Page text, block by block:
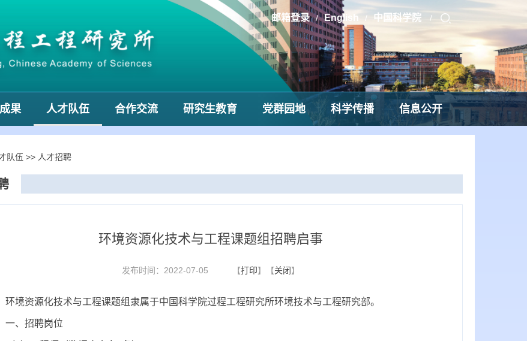
邮箱登录 / English / 中国科学院 /
果 人才队伍 合作交流 研究生教育 党群园地 科学传播 信息公开
队伍 >> 人才招聘
环境资源化技术与工程课题组招聘启事
发布时间：2022-07-05 【打印】【关闭】
环境资源化技术与工程课题组隶属于中国科学院过程工程研究所环境技术与工程研究部。
一、招聘岗位